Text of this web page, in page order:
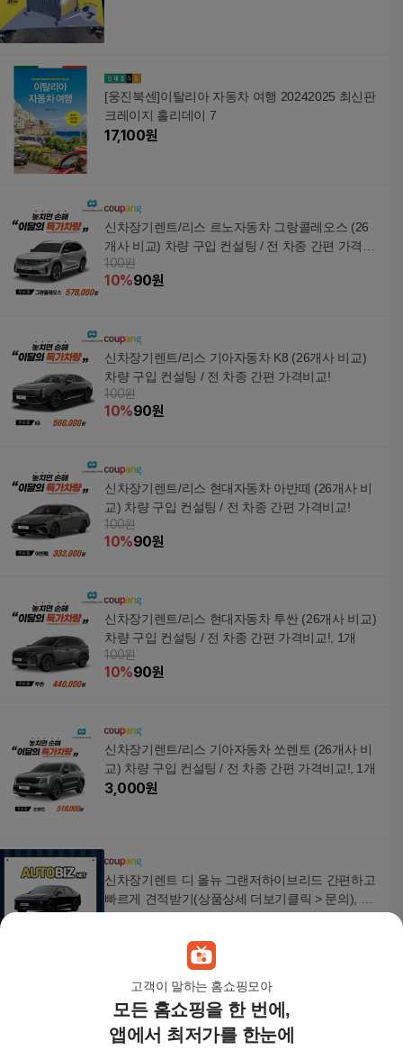
고객이 말하는 홈쇼핑모아
모든 홈쇼핑을 한 번에,
앱에서 최저가를 한눈에
[웅진북센]이탈리아 자동차 여행 20242025 최신판
크레이지 홀리데이 7
17,100원
신차장기렌트/리스 르노자동차 그랑콜레오스 (26
개사 비교) 차량 구입 컨설팅 / 전 차종 간편 가격비
교!
100원
10%90원
신차장기렌트/리스 기아자동차 K8 (26개사 비교)
차량 구입 컨설팅 / 전 차종 간편 가격비교!
100원
10%90원
신차장기렌트/리스 현대자동차 아반떼 (26개사 비
교) 차량 구입 컨설팅 / 전 차종 간편 가격비교!
100원
10%90원
신차장기렌트/리스 현대자동차 투싼 (26개사 비교)
차량 구입 컨설팅 / 전 차종 간편 가격비교!, 1개
100원
10%90원
신차장기렌트/리스 기아자동차 쏘렌토 (26개사 비
교) 차량 구입 컨설팅 / 전 차종 간편 가격비교!, 1개
3,000원
신차장기렌트 디 올뉴 그랜저하이브리드 간편하고
빠르게 견적받기(상품상세 더보기클릭 > 문의), 1
셀러허브 1 [XBKH8JO0_48]좋은 품질 현대 아이오
닉 전기차겸용 19년 (17705408)
13,320원